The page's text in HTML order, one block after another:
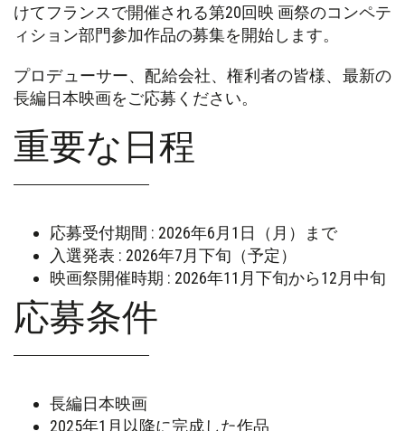
けてフランスで開催される第20回映 画祭のコンペテ
ィション部門参加作品の募集を開始します。
プロデューサー、配給会社、権利者の皆様、最新の
長編日本映画をご応募ください。
重要な日程
応募受付期間 : 2026年6月1日（月）まで
入選発表 : 2026年7月下旬（予定）
映画祭開催時期 : 2026年11月下旬から12月中旬
応募条件
長編日本映画
2025年1月以降に完成した作品